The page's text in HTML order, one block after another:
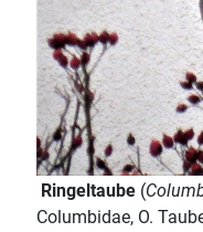
Ringeltaube (
Columbidae, O.